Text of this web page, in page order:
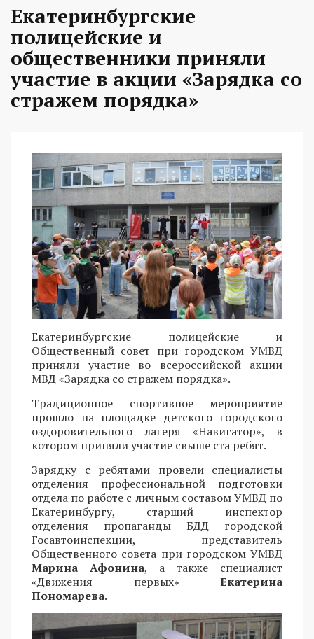
Екатеринбургские
полицейские и
общественники приняли
участие в акции «Зарядка со
стражем порядка»
Екатеринбургские полицейские и
Общественный совет при городском УМВД
приняли участие во всероссийской акции
МВД «Зарядка со стражем порядка».
Традиционное спортивное мероприятие
прошло на площадке детского городского
оздоровительного лагеря «Навигатор», в
котором приняли участие свыше ста ребят.
Зарядку с ребятами провели специалисты
отделения профессиональной подготовки
отдела по работе с личным составом УМВД по
Екатеринбургу, старший инспектор
отделения пропаганды БДД городской
Госавтоинспекции, представитель
Общественного совета при городском УМВД
Марина Афонина, а также специалист
«Движения первых» Екатерина
Пономарева.